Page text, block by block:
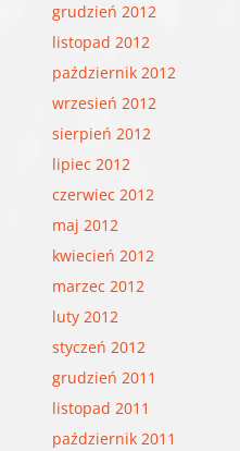
grudzień 2012
listopad 2012
październik 2012
wrzesień 2012
sierpień 2012
lipiec 2012
czerwiec 2012
maj 2012
kwiecień 2012
marzec 2012
luty 2012
styczeń 2012
grudzień 2011
listopad 2011
październik 2011